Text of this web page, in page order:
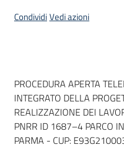
CondividiVedi azioni
Dati del bando
PROCEDURA APERTA
INTEGRATO DELLA
REALIZZAZIONE DEI
PNRR ID 1687–4 PARCO
PARMA - CUP: